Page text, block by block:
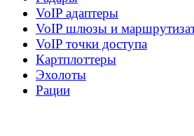
VoIP адаптеры
VoIP шлюзы и
VoIP точки доступа
Картплоттеры
Эхолоты
Рации